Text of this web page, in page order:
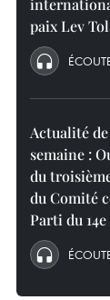
paix Lev
Actualité
semaine :
du
du Comité
Parti du